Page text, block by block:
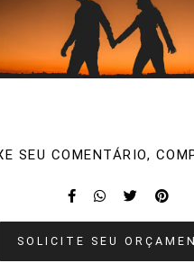
SEU COMENTÁRIO,
SOLICITE SEU